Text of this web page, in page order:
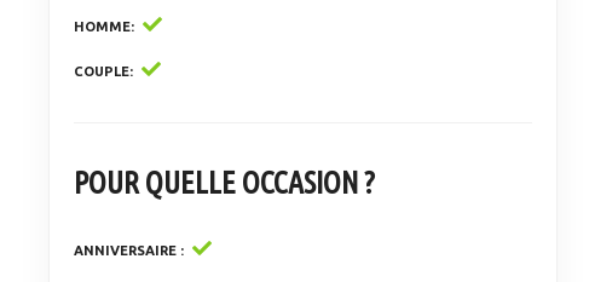
HOMME
COUPLE
POUR QUELLE OCCASION ?
ANNIVERSAIRE